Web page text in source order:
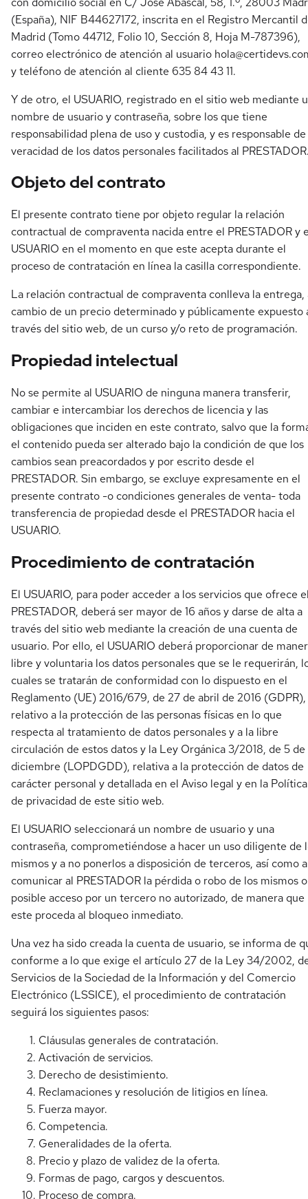
(España), NIF B44627172, inscrita en el Registro Mercantil
Madrid (Tomo 44712, Folio 10, Sección 8, Hoja M-787396),
correo electrónico de atención al usuario
y teléfono de atención al cliente 635 84 43 11.
Y de otro, el USUARIO, registrado en el sitio web mediante
nombre de usuario y contraseña, sobre los que tiene
responsabilidad plena de uso y custodia, y es responsable
veracidad de los datos personales facilitados al
Objeto del contrato
El presente contrato tiene por objeto regular la relación
contractual de compraventa nacida entre el PRESTADOR y
USUARIO en el momento en que este acepta durante el
proceso de contratación en línea la casilla correspondiente.
La relación contractual de compraventa conlleva la entrega,
cambio de un precio determinado y públicamente expuesto
través del sitio web, de un curso y/o reto de programación.
Propiedad intelectual
No se permite al USUARIO de ninguna manera transferir,
cambiar e intercambiar los derechos de licencia y las
obligaciones que inciden en este contrato, salvo que la
el contenido pueda ser alterado bajo la condición de que los
cambios sean preacordados y por escrito desde el
PRESTADOR. Sin embargo, se excluye expresamente en el
presente contrato -o condiciones generales de venta- toda
transferencia de propiedad desde el PRESTADOR hacia el
USUARIO.
Procedimiento de contratación
El USUARIO, para poder acceder a los servicios que ofrece
PRESTADOR, deberá ser mayor de 16 años y darse de alta a
través del sitio web mediante la creación de una cuenta de
usuario. Por ello, el USUARIO deberá proporcionar de
libre y voluntaria los datos personales que se le requerirán,
cuales se tratarán de conformidad con lo dispuesto en el
Reglamento (UE) 2016/679, de 27 de abril de 2016 (GDPR),
relativo a la protección de las personas físicas en lo que
respecta al tratamiento de datos personales y a la libre
circulación de estos datos y la Ley Orgánica 3/2018, de 5 de
diciembre (LOPDGDD), relativa a la protección de datos de
carácter personal y detallada en el Aviso legal y en la Política
de privacidad de este sitio web.
El USUARIO seleccionará un nombre de usuario y una
contraseña, comprometiéndose a hacer un uso diligente de
mismos y a no ponerlos a disposición de terceros, así como a
comunicar al PRESTADOR la pérdida o robo de los mismos
posible acceso por un tercero no autorizado, de manera que
este proceda al bloqueo inmediato.
Una vez ha sido creada la cuenta de usuario, se informa de
conforme a lo que exige el artículo 27 de la Ley 34/2002,
Servicios de la Sociedad de la Información y del Comercio
Electrónico (LSSICE), el procedimiento de contratación
seguirá los siguientes pasos:
Cláusulas generales de contratación.
Activación de servicios.
Derecho de desistimiento.
Reclamaciones y resolución de litigios en línea.
Fuerza mayor.
Competencia.
Generalidades de la oferta.
Precio y plazo de validez de la oferta.
Formas de pago, cargos y descuentos.
Proceso de compra.